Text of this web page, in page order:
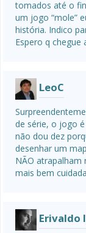
tomados até o
um jogo “mole”
história. Indico
Espero q
LeoC
de série, o jogo
não dou dez
desenhar um
NÃO
mais bem
Erivaldo